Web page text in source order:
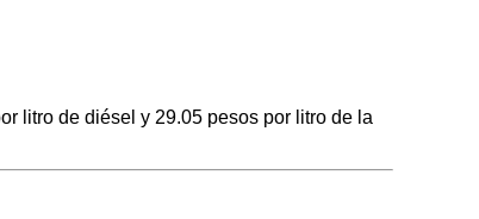
litro de diésel y 29.05 pesos por litro de la